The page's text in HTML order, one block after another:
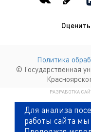
Политика
© Государственная
РАЗРАБОТКА
Для анализа
работы сайта